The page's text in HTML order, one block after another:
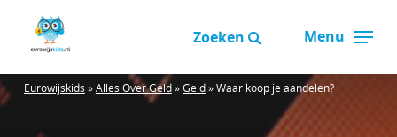
Overslaan
de
inhoud
Zoeken Menu
Eurowijskids »Alles Over Geld»Geld»Waar koop je aandelen?
Menu